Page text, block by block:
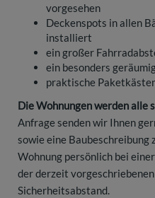
vorgesehen
Deckenspots in allen
installiert
ein großer
ein besonders
praktische
Die Wohnungen werden alle
Anfrage senden wir Ihnen
sowie eine Baubeschreibung
Wohnung persönlich bei
der derzeit
Sicherheitsabstand.